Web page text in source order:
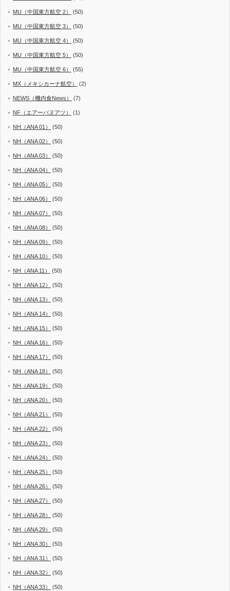
MU（中国東方航空 2） (50)
MU（中国東方航空 3） (50)
MU（中国東方航空 4） (50)
MU（中国東方航空 5） (50)
MU（中国東方航空 6） (55)
MX（メキシカーナ航空） (2)
NEWS（機内食News） (7)
NF（エアーバヌアツ） (1)
NH（ANA 01） (50)
NH（ANA 02） (50)
NH（ANA 03） (50)
NH（ANA 04） (50)
NH（ANA 05） (50)
NH（ANA 06） (50)
NH（ANA 07） (50)
NH（ANA 08） (50)
NH（ANA 09） (50)
NH（ANA 10） (50)
NH（ANA 11） (50)
NH（ANA 12） (50)
NH（ANA 13） (50)
NH（ANA 14） (50)
NH（ANA 15） (50)
NH（ANA 16） (50)
NH（ANA 17） (50)
NH（ANA 18） (50)
NH（ANA 19） (50)
NH（ANA 20） (50)
NH（ANA 21） (50)
NH（ANA 22） (50)
NH（ANA 23） (50)
NH（ANA 24） (50)
NH（ANA 25） (50)
NH（ANA 26） (50)
NH（ANA 27） (50)
NH（ANA 28） (50)
NH（ANA 29） (50)
NH（ANA 30） (50)
NH（ANA 31） (50)
NH（ANA 32） (50)
NH（ANA 33） (50)